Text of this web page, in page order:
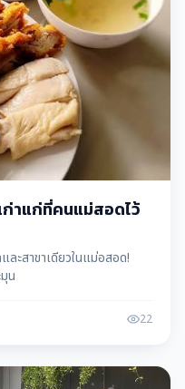
าแก่ที่คนแม่สอดไว้
ะสาขาเดียวในแม่อสอด!
น
22